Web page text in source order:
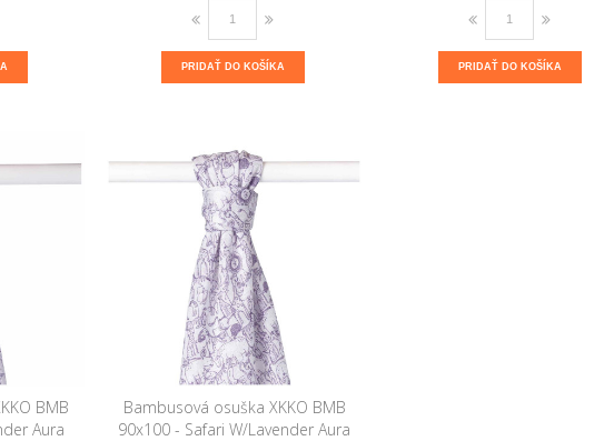
PRIDAŤ DO KOŠÍKA PRIDAŤ DO KOŠÍKA
BMB
Aura
Bambusová osuška XKKO BMB
90x100 - Safari W/Lavender Aura